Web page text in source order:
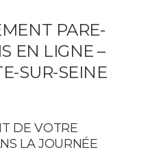
PARE-
EN LIGNE –
SUR-SEINE
DE VOTRE
LA JOURNÉE